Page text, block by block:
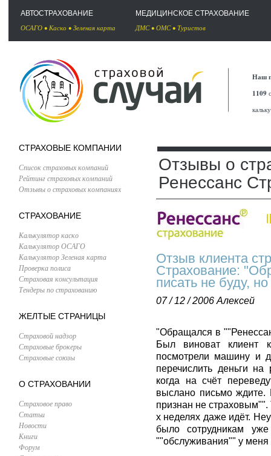
АВТОСТРАХОВАНИЕ
ОСАГО • Каско • Зеленая карта
МЕДИЦИНСКОЕ СТРАХОВАНИЕ
ДМС• ОМС• Туристов
Наш
1109
СТРАХОВЫЕ КОМПАНИИ
Список страховых компаний
Рейтинг страховых компаний
Отзывы о страховых компаниях
СТРАХОВАНИЕ
Калькулятор каско
Калькулятор ОСАГО
Калькулятор Зеленая карта
Проверка полиса
Страховая консультация
Тендеры по страхованию
ЖЕЛТЫЕ СТРАНИЦЫ
Страховой надзор
Страховые брокеры
Страховые союзы
О СТРАХОВАНИИ
Страховое право
Статьи
Новости
Книги
Форум
Отзывы о
Ренессанс
Отзыв клиента
Страхование:
писать не буду,
07 / 12 / 2006 Алексей
"Обращался в
Был виноват клиент
посмотрели машину и
перечислить деньги
когда на счёт
выслано письмо ждите.
признан не
х неделях даже идёт.
было сотрудникам
""обслуживания"" у меня